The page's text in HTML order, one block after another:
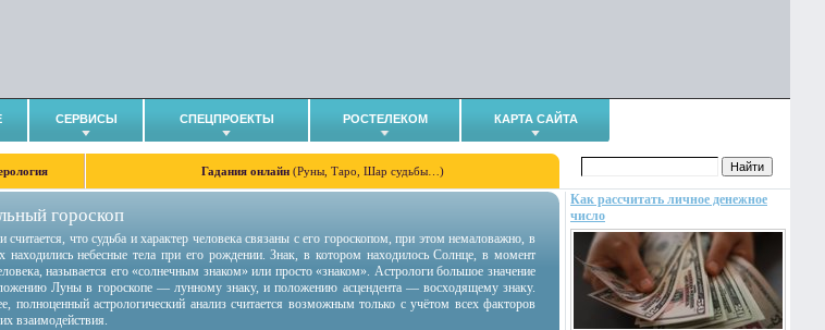
СЕРВИСЫ СПЕЦПРОЕКТЫ РОСТЕЛЕКОМ КАРТА САЙТА
Гадания онлайн (Руны, Таро, Шар судьбы…)
Как рассчитать личное денежное
число
гороскоп
считается, что судьба и характер человека связаны с его гороскопом, при этом немаловажно, в
находились небесные тела при его рождении. Знак, в котором находилось Солнце, в момент
называется его «солнечным знаком» или просто «знаком». Астрологи большое значение
Луны в гороскопе — лунному знаку, и положению асцендента — восходящему знаку.
полноценный астрологический анализ считается возможным только с учётом всех факторов
взаимодействия.